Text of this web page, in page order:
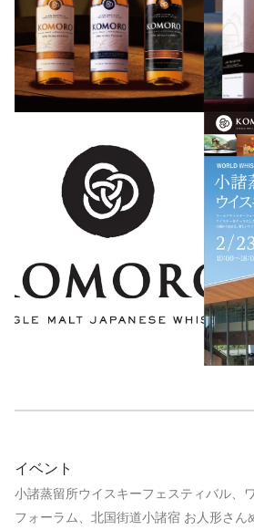
イベント
小諸蒸留所ウイスキーフェスティバル、
フォーラム、北国街道小諸宿 お人形さん